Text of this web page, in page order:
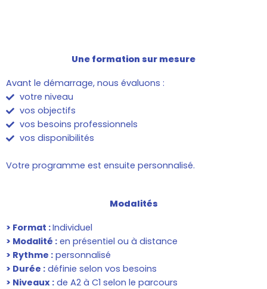
Une formation sur mesure
Avant le démarrage, nous évaluons :
votre niveau
vos objectifs
vos besoins professionnels
vos disponibilités
Votre programme est ensuite personnalisé.
Modalités
> Format :Individuel
> Modalité : en présentiel ou à distance
> Rythme : personnalisé
> Durée : définie selon vos besoins
> Niveaux : de A2 à C1 selon le parcours